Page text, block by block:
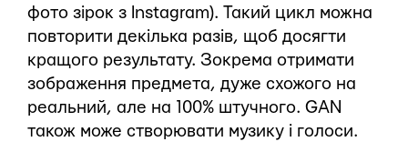
фото зірок з Instagram). Такий цикл можна
повторити декілька разів, щоб досягти
кращого результату. Зокрема отримати
зображення предмета, дуже схожого на
реальний, але на 100% штучного. GAN
також може створювати музику і голоси.